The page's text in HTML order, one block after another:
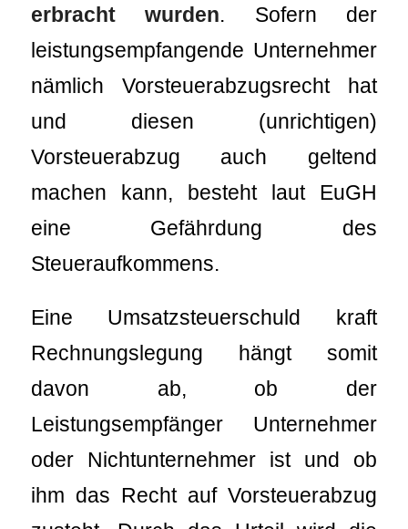
erbracht wurden. Sofern der
leistungsempfangende Unternehmer
nämlich Vorsteuerabzugsrecht hat
und diesen (unrichtigen)
Vorsteuerabzug auch geltend
machen kann, besteht laut EuGH
eine Gefährdung des
Steueraufkommens.
Eine Umsatzsteuerschuld kraft
Rechnungslegung hängt somit
davon ab, ob der
Leistungsempfänger Unternehmer
oder Nichtunternehmer ist und ob
ihm das Recht auf Vorsteuerabzug